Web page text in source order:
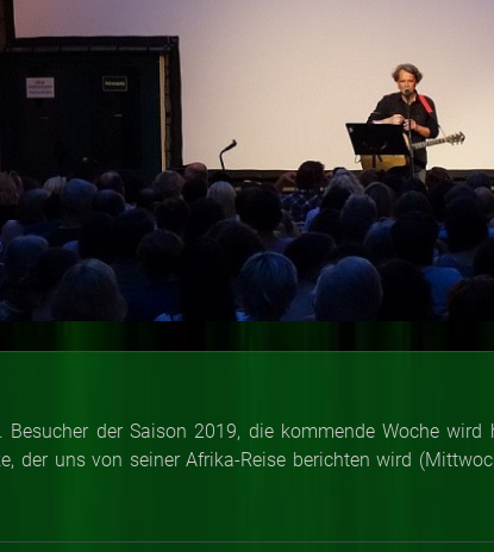
Besucher der Saison 2019, die kommende Woche wird
der uns von seiner Afrika-Reise berichten wird